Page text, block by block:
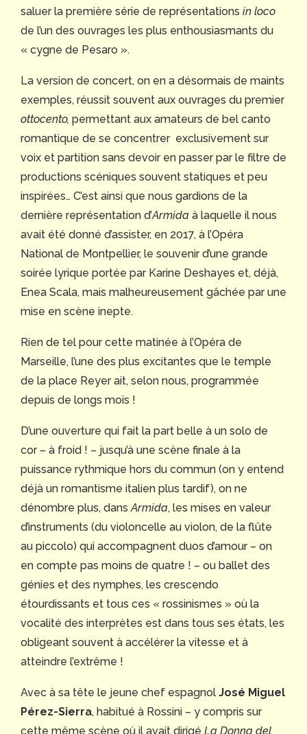
saluer la première série de représentations in loco
de l’un des ouvrages les plus enthousiasmants du
« cygne de Pesaro ».
La version de concert, on en a désormais de maints
exemples, réussit souvent aux ouvrages du premier
ottocento, permettant aux amateurs de bel canto
romantique de se concentrer exclusivement sur
voix et partition sans devoir en passer par le filtre de
productions scéniques souvent statiques et peu
inspirées… C’est ainsi que nous gardions de la
dernière représentation d’Armida à laquelle il nous
avait été donné d’assister, en 2017, à l’Opéra
National de Montpellier, le souvenir d’une grande
soirée lyrique portée par Karine Deshayes et, déjà,
Enea Scala, mais malheureusement gâchée par une
mise en scène inepte.
Rien de tel pour cette matinée à l’Opéra de
Marseille, l’une des plus excitantes que le temple
de la place Reyer ait, selon nous, programmée
depuis de longs mois !
D’une ouverture qui fait la part belle à un solo de
cor – à froid ! – jusqu’à une scène finale à la
puissance rythmique hors du commun (on y entend
déjà un romantisme italien plus tardif), on ne
dénombre plus, dansArmida, les mises en valeur
d’instruments (du violoncelle au violon, de la flûte
au piccolo) qui accompagnent duos d’amour – on
en compte pas moins de quatre ! – ou ballet des
génies et des nymphes, les crescendo
étourdissants et tous ces « rossinismes » où la
vocalité des interprètes est dans tous ses états, les
obligeant souvent à accélérer la vitesse et à
atteindre l’extrême !
Avec à sa tête le jeune chef espagnol José Miguel
Pérez-Sierra, habitué à Rossini – y compris sur
cette même scène où il avait dirigé La Donna del